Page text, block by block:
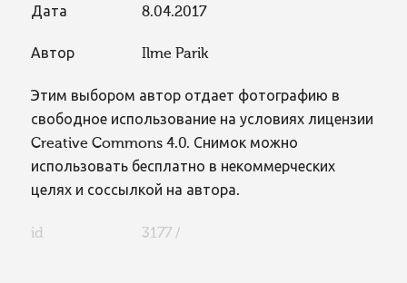
Дата 8.04.2017
Автор Ilme Parik
Этим выбором автор отдает фотографию в
свободное использование на условиях лицензии
Creative Commons 4.0. Снимок можно
использовать бесплатно в некоммерческих
целях и соссылкой на автора.
id 3177 /